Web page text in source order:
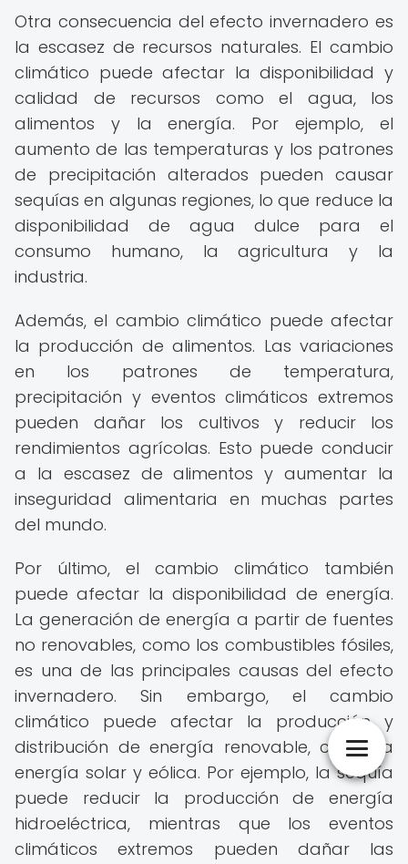
Otra consecuencia del efecto invernadero es
la escasez de recursos naturales. El cambio
climático puede afectar la disponibilidad y
calidad de recursos como el agua, los
alimentos y la energía. Por ejemplo, el
aumento de las temperaturas y los patrones
de precipitación alterados pueden causar
sequías en algunas regiones, lo que reduce la
disponibilidad de agua dulce para el
consumo humano, la agricultura y la
industria.
Además, el cambio climático puede afectar
la producción de alimentos. Las variaciones
en los patrones de temperatura,
precipitación y eventos climáticos extremos
pueden dañar los cultivos y reducir los
rendimientos agrícolas. Esto puede conducir
a la escasez de alimentos y aumentar la
inseguridad alimentaria en muchas partes
del mundo.
Por último, el cambio climático también
puede afectar la disponibilidad de energía.
La generación de energía a partir de fuentes
no renovables, como los combustibles fósiles,
es una de las principales causas del efecto
invernadero. Sin embargo, el cambio
climático puede afectar la producción y
distribución de energía renovable, como la
energía solar y eólica. Por ejemplo, la sequía
puede reducir la producción de energía
hidroeléctrica, mientras que los eventos
climáticos extremos pueden dañar las